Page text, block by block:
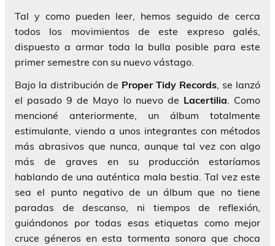
Tal y como pueden leer, hemos seguido de cerca
todos los movimientos de este expreso galés,
dispuesto a armar toda la bulla posible para este
primer semestre con su nuevo vástago.
Bajo la distribución de Proper Tidy Records , se lanzó
el pasado 9 de Mayo lo nuevo de Lacertilia . Como
mencioné anteriormente, un álbum totalmente
estimulante, viendo a unos integrantes con métodos
más abrasivos que nunca, aunque tal vez con algo
más de graves en su producción estaríamos
hablando de una auténtica mala bestia. Tal vez este
sea el punto negativo de un álbum que no tiene
paradas de descanso, ni tiempos de reflexión,
guiándonos por todas esas etiquetas como mejor
cruce géneros en esta tormenta sonora que choca